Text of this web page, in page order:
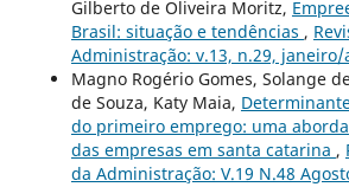
Gilberto de Oliveira Moritz,
Brasil: situação e tendências ,
Administração: v.13, n.29, janeiro/
Magno Rogério Gomes, Solange
de Souza, Katy Maia,
do primeiro emprego: uma
das empresas em santa catarina ,
da Administração: V.19 N.48